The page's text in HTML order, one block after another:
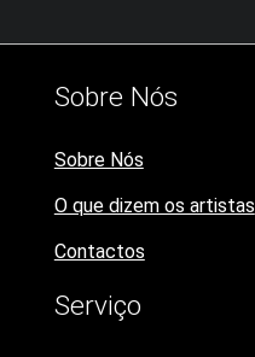
Sobre Nós
Sobre Nós
O que dizem os artistas
Contactos
Serviço